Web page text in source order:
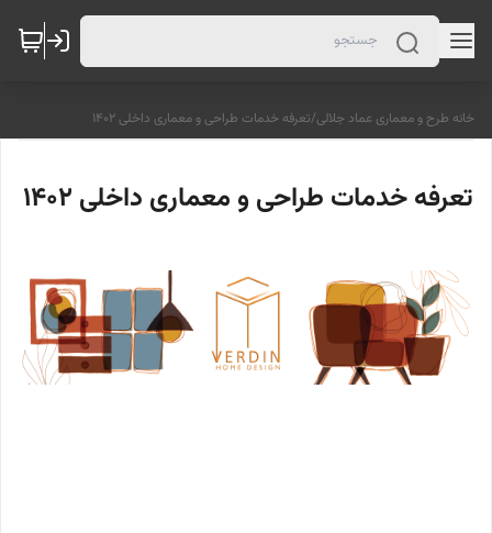
خانه طرح و معماری عماد جلالی/تعرفه خدمات طراحی و معماری داخلی 1402
تعرفه خدمات طراحی و معماری داخلی 1402